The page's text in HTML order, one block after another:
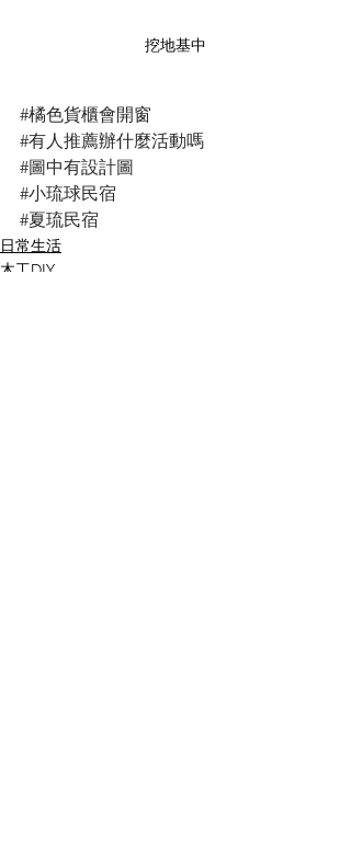
挖地基中
#橘色貨櫃會開窗
#有人推薦辦什麼活動嗎
#圖中有設計圖
#小琉球民宿
#夏琉民宿
日常生活
木工DIY